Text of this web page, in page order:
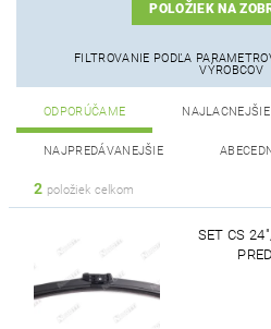
POLOŽIEK NA
FILTROVANIE PODĽA
VÝROBCOV
ODPORÚČAME NAJLACNEJŠIE
NAJPREDÁVANEJŠIE
2 položiek celkom
SET CS